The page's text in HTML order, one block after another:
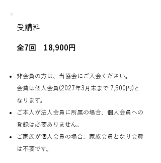
受講料
全7回 18,900円
非会員の方は、当協会にご入会ください。
会費は個人会員(2027年3月末まで 7,500円)と
なります。
ご本人が法人会員に所属の場合、個人会員への
登録は必要ありません。
ご家族が個人会員の場合、家族会員となり会費
は不要です。